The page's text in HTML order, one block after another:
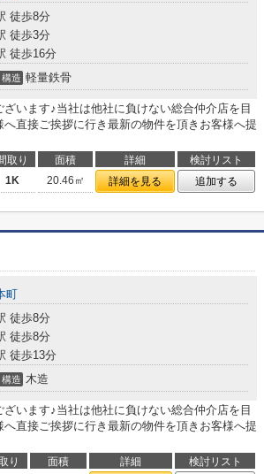
徒歩8分
徒歩3分
徒歩16分
構造 軽量鉄骨
います♪当社は他社に負けない総合仲介店を目
直接ご挨拶に行き最新の物件を頂きお客様へ提
取り 面積 詳細
検討リスト
1K 20.46㎡ 詳細を見る 追加する
町
徒歩8分
徒歩8分
徒歩13分
構造 木造
います♪当社は他社に負けない総合仲介店を目
直接ご挨拶に行き最新の物件を頂きお客様へ提
り 面積 詳細
検討リスト